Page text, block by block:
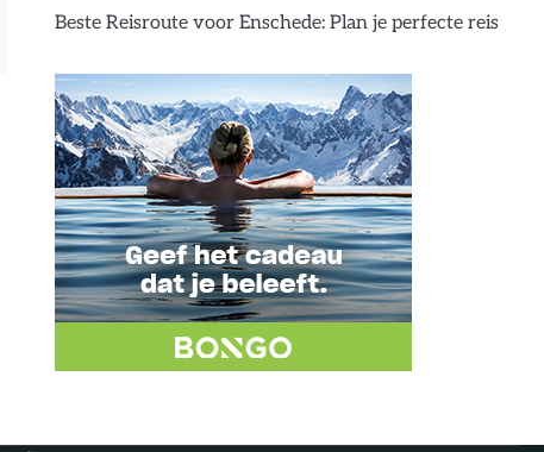
Beste Reisroute voor Enschede: Plan je perfecte reis